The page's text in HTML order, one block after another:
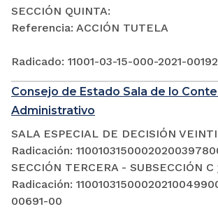
SECCIÓN QUINTA:
Referencia: ACCIÓN TUTELA
Radicado: 11001-03-15-000-2021-
Consejo de Estado Sala de lo
Administrativo
SALA ESPECIAL DE DECISIÓN
Radicación:
SECCIÓN TERCERA - SUBSECCIÓN C
Radicación:
00691-00